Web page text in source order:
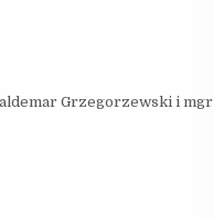
Grzegorzewski i mgr